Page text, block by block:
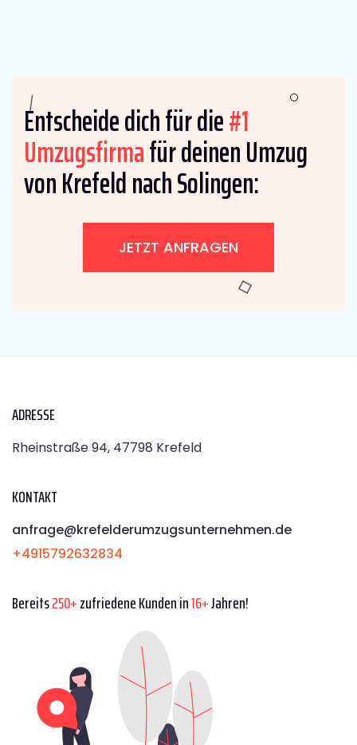
Entscheide dich für die#1
Umzugsfirmafür deinen Umzug
von Krefeld nach Solingen:
JETZT ANFRAGEN
ADRESSE
Rheinstraße 94, 47798 Krefeld
KONTAKT
anfrage@krefelderumzugsunternehmen.de
+4915792632834
Bereits250+zufriedene Kunden in16+Jahren!